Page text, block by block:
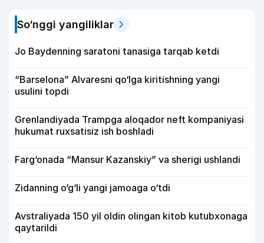
So‘nggi yangiliklar
Jo Baydenning saratoni tanasiga tarqab ketdi
“Barselona” Alvaresni qo‘lga kiritishning yangi
usulini topdi
Grenlandiyada Trampga aloqador neft kompaniyasi
hukumat ruxsatisiz ish boshladi
Farg‘onada “Mansur Kazanskiy” va sherigi ushlandi
Zidanning o‘g‘li yangi jamoaga o‘tdi
Avstraliyada 150 yil oldin olingan kitob kutubxonaga
qaytarildi